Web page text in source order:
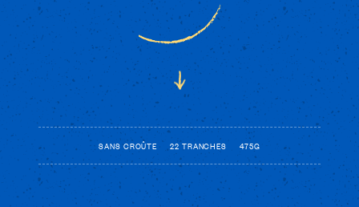
SANS CROÛTE 22 TRANCHES 475G